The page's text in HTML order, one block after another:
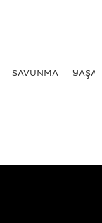
SAVUNMA